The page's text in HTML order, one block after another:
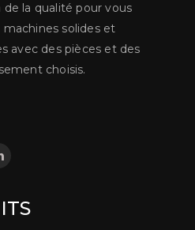
la qualité pour vous
solides et
avec des pièces et des
choisis.